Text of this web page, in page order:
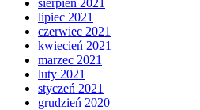
lipiec 2021
czerwiec 2021
kwiecień 2021
marzec 2021
luty 2021
styczeń 2021
grudzień 2020